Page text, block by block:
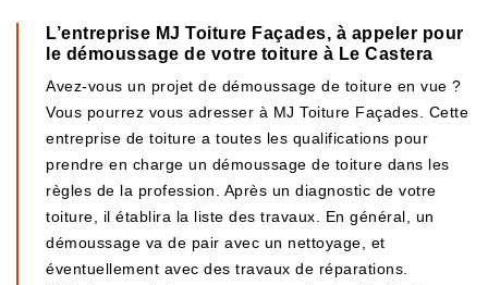
L’entreprise MJ Toiture Façades, à appeler pour
le démoussage de votre toiture à Le Castera
Avez-vous un projet de démoussage de toiture en vue ?
Vous pourrez vous adresser à MJ Toiture Façades. Cette
entreprise de toiture a toutes les qualifications pour
prendre en charge un démoussage de toiture dans les
règles de la profession. Après un diagnostic de votre
toiture, il établira la liste des travaux. En général, un
démoussage va de pair avec un nettoyage, et
éventuellement avec des travaux de réparations.